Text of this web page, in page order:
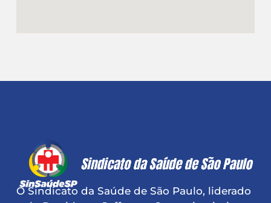
O Sindicato da Saúde de São Paulo, liderado